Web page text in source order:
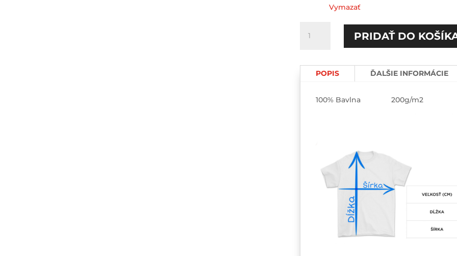
Vymazať
Passenger
PRIDAŤ DO
POPIS ĎALŠIE INFORMÁCIE
100% Bavlna 200g/m2